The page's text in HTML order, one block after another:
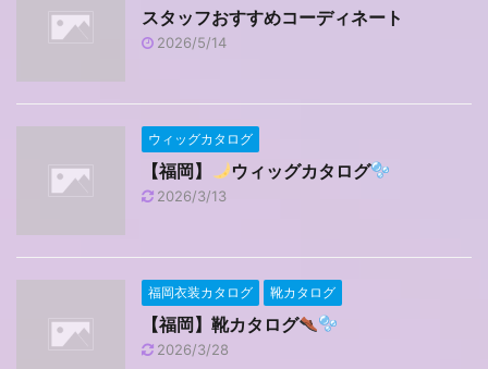
スタッフおすすめコーディネート
2026/5/14
ウィッグカタログ
【福岡】 ウィッグカタログ
2026/3/13
福岡衣装カタログ 靴カタログ
【福岡】靴カタログ
2026/3/28